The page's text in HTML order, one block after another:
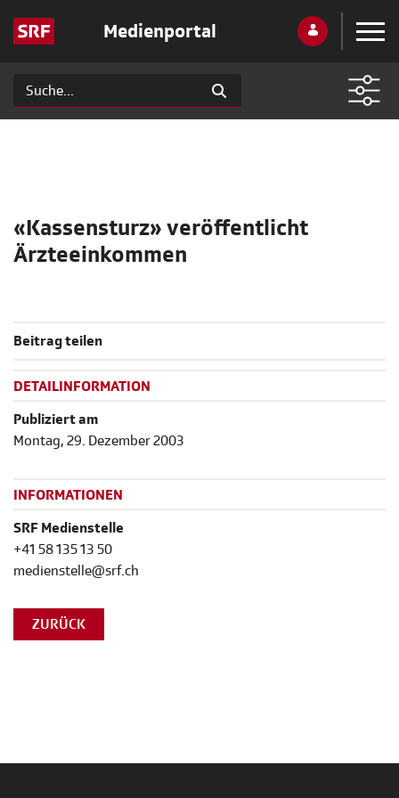
Medienportal
«Kassensturz» veröffentlicht
Ärzteeinkommen
Beitrag teilen
DETAILINFORMATION
Publiziert am
Montag, 29. Dezember 2003
INFORMATIONEN
SRF Medienstelle
+41 58 135 13 50
medienstelle@srf.ch
ZURÜCK